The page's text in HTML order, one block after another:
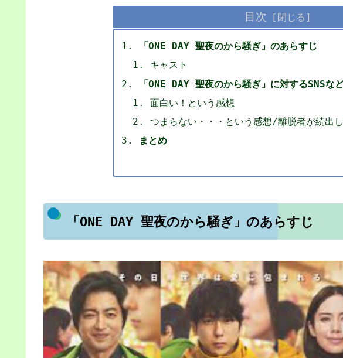
目次
「ONE DAY 聖夜のから騒ぎ」のあらすじ
キャスト
「ONE DAY 聖夜のから騒ぎ」に対するSNSな
面白い！という感想
つまらない・・・という感想/離脱者が続出
まとめ
「ONE DAY 聖夜のから騒ぎ」のあらすじ